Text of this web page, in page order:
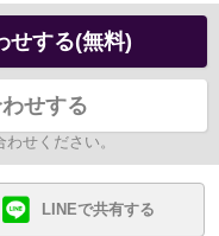
せする(無料)
せする
せください。
LINEで共有する